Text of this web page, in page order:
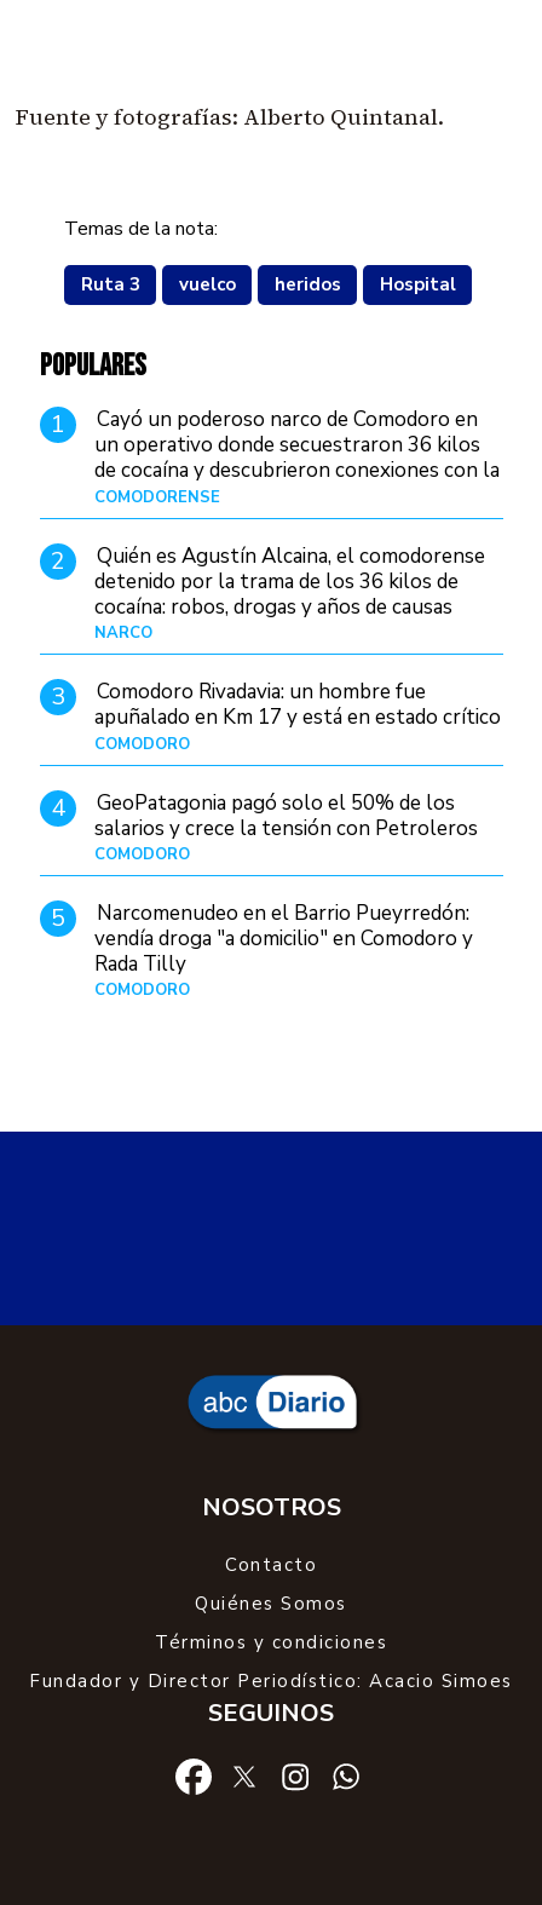
Fuente y fotografías: Alberto Quintanal.
Temas de la nota:
Ruta 3 vuelco heridos Hospital
POPULARES
1
Cayó un poderoso narco de Comodoro en
un operativo donde secuestraron 36 kilos
de cocaína y descubrieron conexiones con la
Patagonia
COMODORENSE
2
Quién es Agustín Alcaina, el comodorense
detenido por la trama de los 36 kilos de
cocaína: robos, drogas y años de causas
judiciales
NARCO
3
Comodoro Rivadavia: un hombre fue
apuñalado en Km 17 y está en estado crítico
COMODORO
4
GeoPatagonia pagó solo el 50% de los
salarios y crece la tensión con Petroleros
COMODORO
5
Narcomenudeo en el Barrio Pueyrredón:
vendía droga "a domicilio" en Comodoro y
Rada Tilly
COMODORO
NOSOTROS
Contacto
Quiénes Somos
Términos y condiciones
Fundador y Director Periodístico: Acacio Simoes
SEGUINOS